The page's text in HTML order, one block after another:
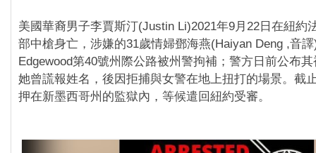
美國華裔男子李賈斯汀(Justin Li)2021年9月22日在紐約
部中槍身亡，涉嫌的31歲情婦鄧海燕(Haiyan Deng ,音
Edgewood第40號州際公路被州警拘補；警方日前公布
她曾謊報姓名，後因拒捕與女警在地上扭打的場景。截
押在新墨西哥州的監獄內，等候遣回紐約受審。